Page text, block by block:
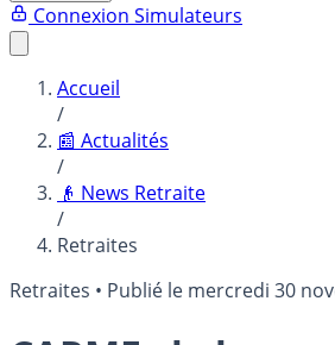
Connexion Simulateurs
Accueil
/
📰 Actualités
/
👴 News Retraite
/
Retraites
Retraites • Publié le mercredi 30